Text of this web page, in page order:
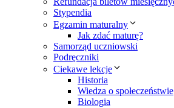
Stypendia
Egzamin maturalny
Jak zdać maturę?
Samorząd uczniowski
Podręczniki
Ciekawe lekcje
Historia
Wiedza o społeczeństwie
Biologia